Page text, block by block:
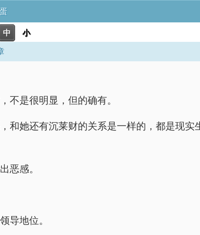
中 小
不是很明显，但的确有。
和她还有沉莱财的关系是一样的，都是现实
恶感。
导地位。